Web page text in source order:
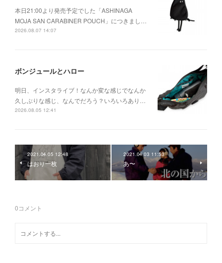
本日21:00より発売予定でした「ASHINAGA
MOJA SAN CARABINER POUCH」につきまし…
2026.08.07 14:07
ボンジュールとハロー
明日、インスタライブ！なんか変な感じでなんか
久しぶりな感じ、なんでだろう？いろいろあり…
2026.08.05 12:41
2021.04.05 12:48
はおり一枚
2021.04.03 11:53
あ〜
0コメント